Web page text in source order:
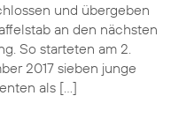
und übergeben
an den nächsten
So starteten am 2.
2017 sieben junge
als […]